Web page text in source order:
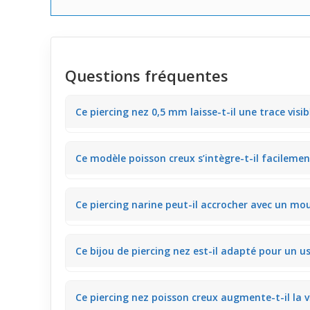
Questions fréquentes
Ce piercing nez 0,5 mm laisse-t-il une trace
paraître excessif. Il convient bien à ceux qui
Ce modèle poisson creux s’intègre-t-il
porter du maquillage naturel ou plus travaillé sans
Ce piercing narine peut-il accrocher avec un
mouchoir est recommandée pour éviter tout
Ce bijou de piercing nez est-il adapté pour un
circonstances sans trop d’entretien spécifique.
Ce piercing nez poisson creux augmente-t-il la